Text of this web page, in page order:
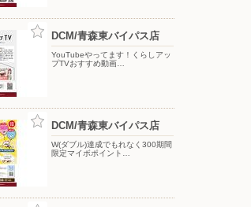
い得品（WEBチラ
DCM/青森東バイパス店
YouTubeやってます！くらしアッ
プTVおすすめ動画…
DCM/青森東バイパス店
W(ダブル)達成でもれなく300期間
限定マイボポイント…